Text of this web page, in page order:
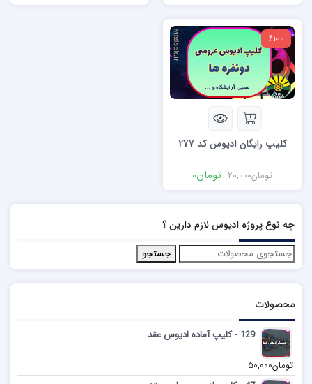
٪100
کلیپ رایگان ادیوس کد 277
تومان20,000 تومان0
چه نوع پروژه ادیوس لازم دارین ؟
جستجو
محصولات
129 - کلیپ آماده ادیوس عقد
تومان50,000